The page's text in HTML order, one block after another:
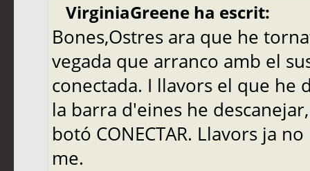
VirginiaGreene ha escrit:
Bones,Ostres ara que he
vegada que arranco amb el
conectada. I llavors el que he
la barra d'eines he
botó CONECTAR. Llavors ja
me.